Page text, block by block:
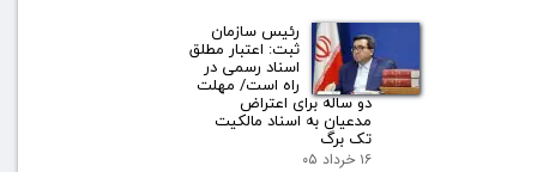
رئیس سازمان
ثبت: اعتبار مطلق
اسناد رسمی در
راه است/ مهلت
دو ساله برای اعتراض
مدعیان به اسناد مالکیت
تک برگ
۱۶ خرداد ۰۵